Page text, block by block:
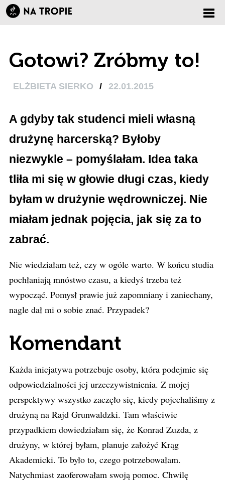
Gotowi? Zróbmy to!
ELŻBIETA SIERKO / 22.01.2015
A gdyby tak studenci mieli własną
drużynę harcerską? Byłoby
niezwykle – pomyślałam. Idea taka
tliła mi się w głowie długi czas, kiedy
byłam w drużynie wędrowniczej. Nie
miałam jednak pojęcia, jak się za to
zabrać.
Nie wiedziałam też, czy w ogóle warto. W końcu studia
pochłaniają mnóstwo czasu, a kiedyś trzeba też
wypocząć. Pomysł prawie już zapomniany i zaniechany,
nagle dał mi o sobie znać. Przypadek?
Komendant
Każda inicjatywa potrzebuje osoby, która podejmie się
odpowiedzialności jej urzeczywistnienia. Z mojej
perspektywy wszystko zaczęło się, kiedy pojechaliśmy z
drużyną na Rajd Grunwaldzki. Tam właściwie
przypadkiem dowiedziałam się, że Konrad Zuzda, z
drużyny, w której byłam, planuje założyć Krąg
Akademicki. To było to, czego potrzebowałam.
Natychmiast zaoferowałam swoją pomoc. Chwilę